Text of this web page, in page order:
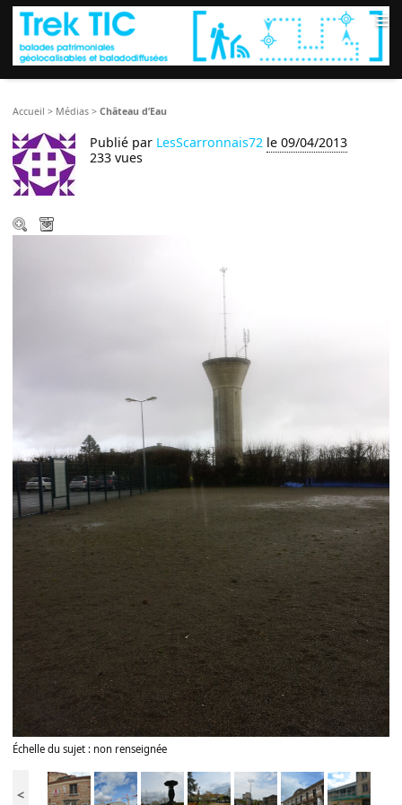
≡
Accueil > Médias >Château d’Eau
Publié par LesScarronnais72 le 09/04/2013
233 vues
Échelle du sujet : non renseignée
<